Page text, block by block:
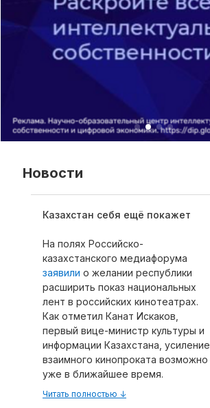
IP Stories
Квиз
Рубрики
Интеллектуальная собственность
Дизайн и мода
Реклама и маркетинг
Архитектура и урбанистика
Наука и технологии
Медиа
Образование
Издательское дело
Музыка
Музеи
Новости
Казахстан себя ещё покажет
На полях Российско-
казахстанского медиафорума
заявили о желании республики
расширить показ национальных
лент в российских кинотеатрах.
Как отметил Канат Искаков,
первый вице-министр культуры и
информации Казахстана, усиление
взаимного кинопроката возможно
уже в ближайшее время.
Читать полностью ↓